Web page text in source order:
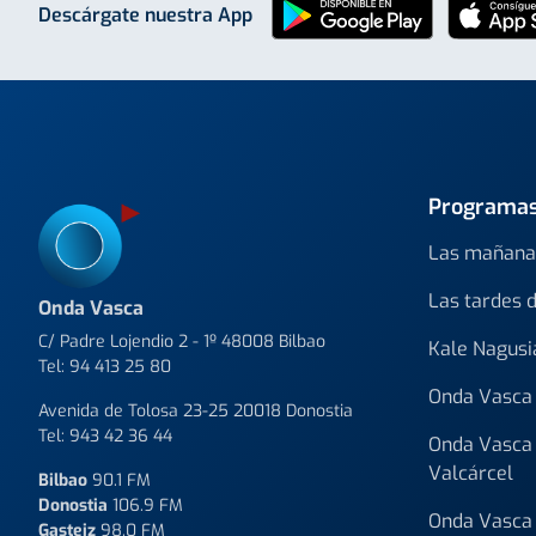
Descárgate nuestra App
Las
Las tardes
Kale
Onda
Onda
Valcárcel
Onda
Onda Vasca
C/ Padre Lojendio 2 - 1º 48008 Bilbao
Tel: 94 413 25 80
Avenida de Tolosa 23-25 20018 Donostia
Tel: 943 42 36 44
Bilbao 90.1 FM
Donostia 106.9 FM
Gasteiz 98.0 FM